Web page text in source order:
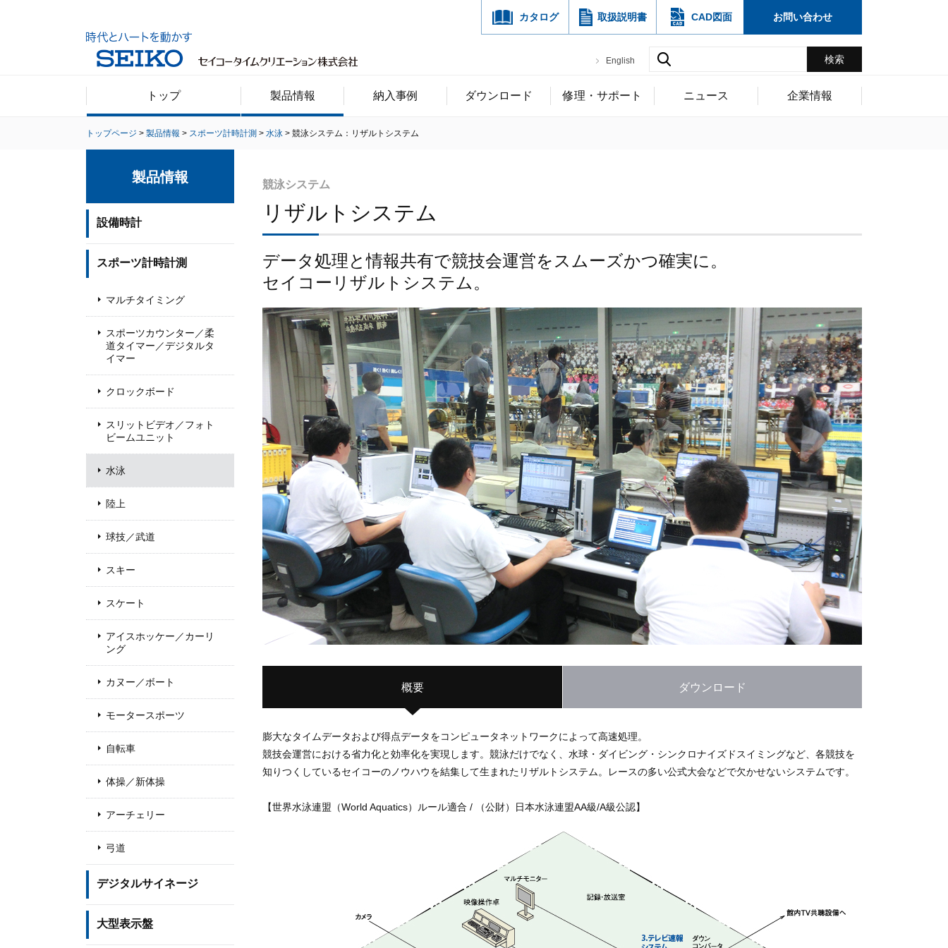
English
カタログ 取扱説明書 CAD図面 お問い合わせ
トップ 製品情報 納入事例 ダウンロード 修理・サポート ニュース 企業情報
トップページ 製品情報 スポーツ計時計測 水泳 競泳システム：リザルトシステム
競泳システム
リザルトシステム
データ処理と情報共有で競技会運営をスムーズかつ確実に。
セイコーリザルトシステム。
概要 ダウンロード
膨大なタイムデータおよび得点データをコンピュータネットワークによって高速処理。
競技会運営における省力化と効率化を実現します。競泳だけでなく、水球・ダイビング・シンクロナイズドスイミングなど、各競技を
知りつくしているセイコーのノウハウを結集して生まれたリザルトシステム。レースの多い公式大会などで欠かせないシステムです。
【世界水泳連盟（World Aquatics）ルール適合 / （公財）日本水泳連盟AA級/A級公認】
製品情報
設備時計
スポーツ計時計測
マルチタイミング
スポーツカウンター／柔
道タイマー／デジタルタ
イマー
クロックボード
スリットビデオ／フォト
ビームユニット
水泳
陸上
球技／武道
スキー
スケート
アイスホッケー／カーリ
ング
カヌー／ボート
モータースポーツ
自転車
体操／新体操
アーチェリー
弓道
デジタルサイネージ
大型表示盤